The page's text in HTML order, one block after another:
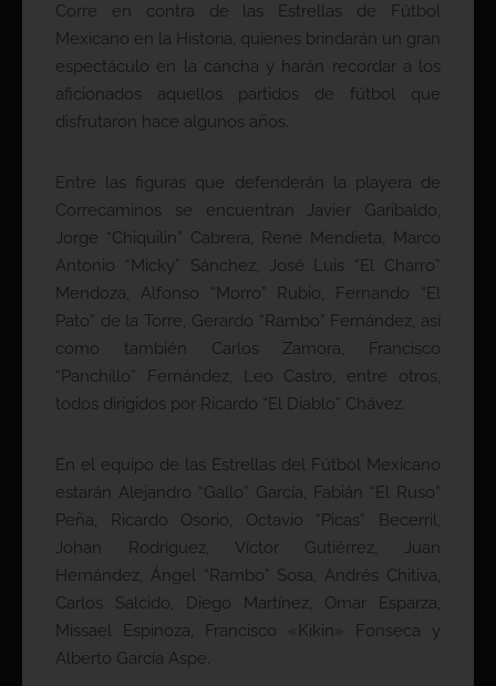
Corre en contra de las Estrellas de Fútbol
Mexicano en la Historia, quienes brindarán un gran
espectáculo en la cancha y harán recordar a los
aficionados aquellos partidos de fútbol que
disfrutaron hace algunos años.
Entre las figuras que defenderán la playera de
Correcaminos se encuentran Javier Garibaldo,
Jorge “Chiquilin” Cabrera, René Mendieta, Marco
Antonio “Micky” Sánchez, José Luis “El Charro”
Mendoza, Alfonso “Morro” Rubio, Fernando “El
Pato” de la Torre, Gerardo “Rambo” Fernández, así
como también Carlos Zamora, Francisco
“Panchillo” Fernández, Leo Castro, entre otros,
todos dirigidos por Ricardo “El Diablo” Chávez.
En el equipo de las Estrellas del Fútbol Mexicano
estarán Alejandro “Gallo” García, Fabián “El Ruso”
Peña, Ricardo Osorio, Octavio “Picas” Becerril,
Johan Rodríguez, Víctor Gutiérrez, Juan
Hernández, Ángel “Rambo” Sosa, Andrés Chitiva,
Carlos Salcido, Diego Martínez, Omar Esparza,
Missael Espinoza, Francisco «Kikin» Fonseca y
Alberto García Aspe.